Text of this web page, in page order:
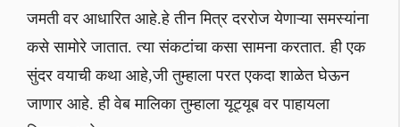
जमती वर आधारित आहे.हे तीन मित्र दररोज येणाऱ्या समस्यांना
कसे सामोरे जातात. त्या संकटांचा कसा सामना करतात. ही एक
सुंदर वयाची कथा आहे,जी तुम्हाला परत एकदा शाळेत घेऊन
जाणार आहे. ही वेब मालिका तुम्हाला यूट्यूब वर पाहायला